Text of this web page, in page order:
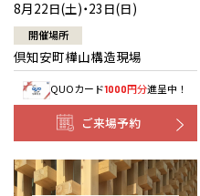
8月22日(土)・23日(日)
開催場所
倶知安町樺山構造現場
QUOカード1000円分進呈中！
ご来場予約
道東
山形
宮城
福島
長野
富山
石川
福井
神奈川
埼玉
千葉
茨城
愛知
岐阜
静岡
三重
近畿
大阪
京都
兵庫
中国・四国
岡山
香川
九州
福岡
分譲マンション
道東
釧路
山形県
宮城県
仙台
福島県
会津
長野県
富山県
富山
石川県
福井県
福井
神奈川県
相模
埼玉県
埼玉
千葉県
千葉
柏
愛知県
岐阜県
岐阜
静岡県
三重県
四日市
近畿
大阪府
大阪
京都府
京都
兵庫県
姫路
奈良県
奈良
中国・四国
岡山県
岡山
愛媛県
松山
九州
福岡県
福岡